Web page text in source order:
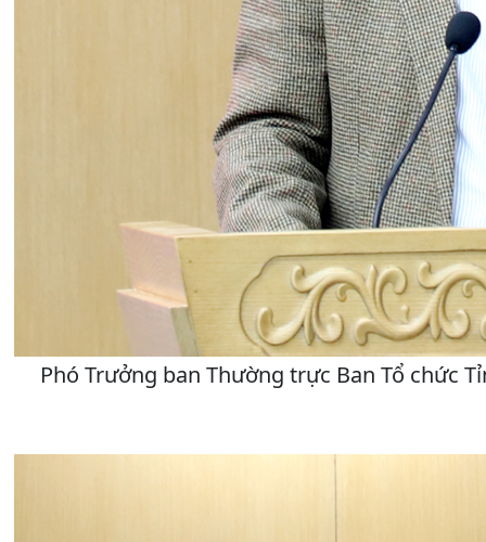
Phó Trưởng ban Thường trực Ban Tổ chức